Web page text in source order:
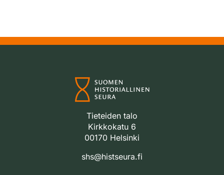
Tieteiden talo
Kirkkokatu 6
00170 Helsinki
shs@histseura.fi